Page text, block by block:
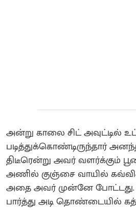
அன்று காலை சிட் அவுட்டில்
படித்துக்கொண்டிருந்தார்
திடீரென்று அவர் வளர்க்கும்
அணில் குஞ்சை வாயில்
அதை அவர் முன்னே போட்டது.
பார்த்து அடி தொண்டையில்